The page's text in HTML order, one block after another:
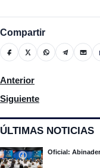
ÚLTIMAS NOTICIAS
Oficial:
Compartir
Artículo anterior: El
Anterior
Artículo siguiente:
Siguiente